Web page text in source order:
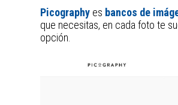
Picography es bancos de
que necesitas, en cada foto te
opción.